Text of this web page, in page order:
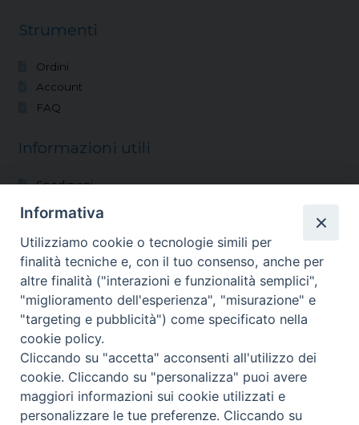
Strumenti
Ordini
Account
FAQ
Informazioni utili
Spedizioni
Modalità di pagamento
Reso
Vocazioni
Shop
Blog
Chi siamo
Contatti
Informativa
Utilizziamo cookie o tecnologie simili per
finalità tecniche e, con il tuo consenso, anche per
altre finalità ("interazioni e funzionalità semplici",
"miglioramento dell'esperienza", "misurazione" e
"targeting e pubblicità") come specificato nella
cookie policy.
Cliccando su "accetta" acconsenti all'utilizzo dei
cookie. Cliccando su "personalizza" puoi avere
maggiori informazioni sui cookie utilizzati e
personalizzare le tue preferenze. Cliccando su